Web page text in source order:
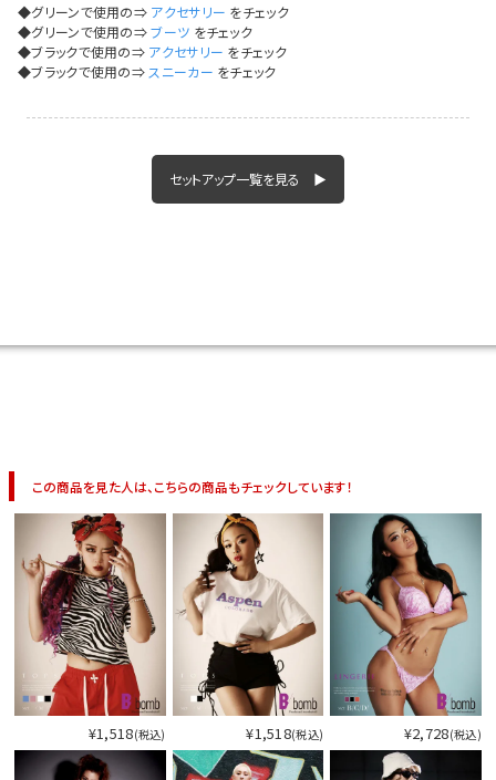
今活
◆グリーンで使用の⇒ アクセサリー をチェック
◆グリーンで使用の⇒ブーツ をチェック
◆ブラックで使用の⇒ アクセサリー をチェック
◆ブラックで使用の⇒ スニーカー をチェック
セットアップ一覧を見る ▶
この商品を見た人は、こちらの商品もチェックしています！
¥1,518(税込) ¥1,518(税込) ¥2,728(税込)